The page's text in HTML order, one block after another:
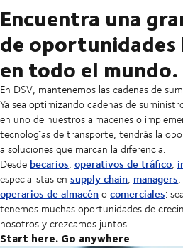
Encuentra una
de oportunidades
en todo el mundo.
En DSV, mantenemos las cadenas de
Ya sea optimizando cadenas de
en uno de nuestros almacenes o
tecnologías de transporte, tendrás la
a soluciones que marcan la diferencia.
Desde becarios, operativos de tráfico,
especialistas en supply chain, managers,
operarios de almacénocomerciales:
tenemos muchas oportunidades de
nosotros y crezcamos juntos.
Start here. Go anywhere